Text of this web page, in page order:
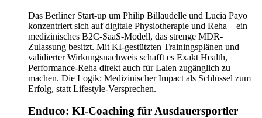
Das Berliner Start-up um Philip Billaudelle und Lucia Payo
konzentriert sich auf digitale Physiotherapie und Reha – ein
medizinisches B2C-SaaS-Modell, das strenge MDR-
Zulassung besitzt. Mit KI-gestützten Trainingsplänen und
validierter Wirkungsnachweis schafft es Exakt Health,
Performance-Reha direkt auch für Laien zugänglich zu
machen. Die Logik: Medizinischer Impact als Schlüssel zum
Erfolg, statt Lifestyle-Versprechen.
Enduco: KI-Coaching für Ausdauersportler